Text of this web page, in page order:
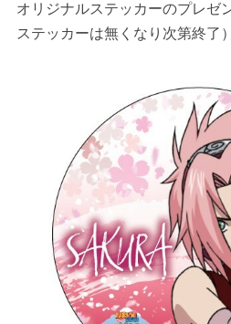
オリジナルステッカーのプレゼ
ステッカーは無くなり次第終了）